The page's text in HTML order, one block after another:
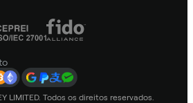
LIMITED. Todos os direitos reservados.